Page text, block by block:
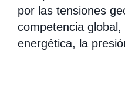
por las tensiones
competencia global,
energética, la